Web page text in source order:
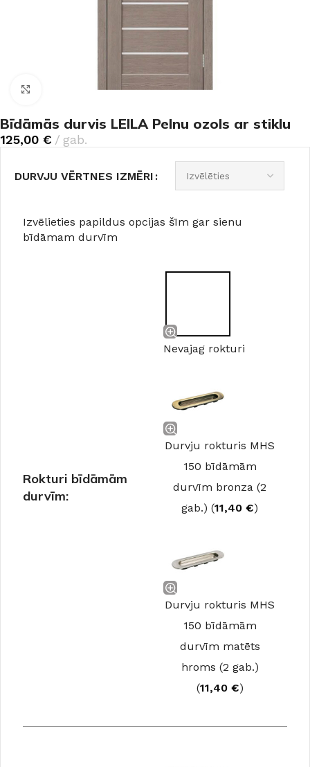
Noklikšķiniet, lai palielinātu
Bīdāmās durvis LEILA Pelnu ozols ar stiklu
125,00 € gab.
DURVJU VĒRTNES IZMĒRI
Izvēlieties papildus opcijas šīm gar sienu
bīdāmam durvīm
Rokturi bīdāmām
durvīm:
Nevajag rokturi
Durvju rokturis MHS
150 bīdāmām
durvīm bronza (2
gab.) (11,40 €)
Durvju rokturis MHS
150 bīdāmām
durvīm matēts
hroms (2 gab.)
(11,40 €)